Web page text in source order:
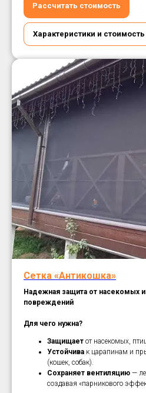
Рассчитать стоимость
Характеристики и стоимость
Сетка «Антикошка»
Надежная защита от насекомых
повреждений
Для чего нужна?
Защищает от насекомых,
Устойчива к царапинам и
(кошек, собак).
Сохраняет вентиляцию —
создавая «парникового